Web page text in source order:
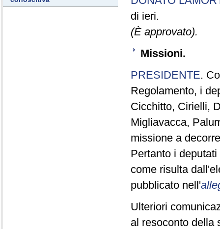
di ieri.
(È approvato).
Missioni.
PRESIDENTE.
Regolamento, i
Cicchitto, Cirielli,
Migliavacca,
missione a
Pertanto i
come risulta
pubblicato nell'
Ulteriori
al resoconto della